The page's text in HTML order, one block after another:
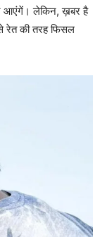
आएंगें। लेकिन, ख़बर है
रेत की तरह फिसल